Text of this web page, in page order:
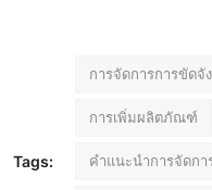
Tags:
การจัดการการขัดจั
การเพิ่มผลิตภัณฑ์
คำแนะนำการจัดกา